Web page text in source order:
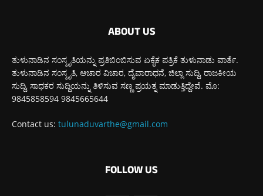
ABOUT US
ತುಳುನಾಡಿನ ಸಂಸ್ಕೃತಿಯನ್ನು ಪ್ರತಿಬಿಂಬಿಸುವ ಏಕೈಕ ಪತ್ರಿಕೆ ತುಳುನಾಡು ವಾರ್ತೆ.
ತುಳುನಾಡಿನ ಸಂಸ್ಕೃತಿ, ಆಚಾರ ವಿಚಾರ, ದೈವಾರಾಧನೆ, ಜಿಲ್ಲಾ ಸುದ್ದಿ, ರಾಜಕೀಯ
ಸುದ್ದಿ, ಸಾಧಕರ ಸುದ್ದಿಯನ್ನು ತಿಳಿಸುವ ಸಣ್ಣ ಪ್ರಯತ್ನ ಮಾಡುತ್ತಿದ್ದೇವೆ. ಮೊ:
9845858594 9845665644
Contact us: tulunaduvarthe@gmail.com
FOLLOW US